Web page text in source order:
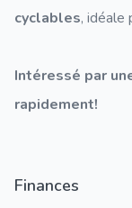
cyclables, idéale
Intéressé par
rapidement!
Finances